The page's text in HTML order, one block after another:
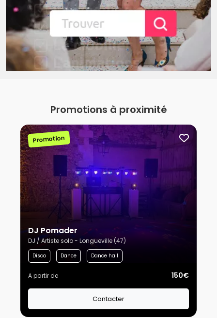
Promotions à proximité
Promotion
DJ Pomader
DJ / Artiste solo - Longueville (47)
Disco Dance Dance hall
A partir de 150€
Contacter